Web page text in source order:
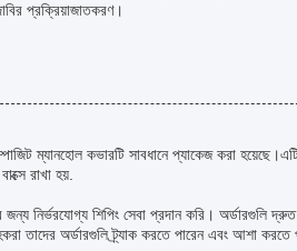
প্রক্রিয়াজাতকরণ।
ম্যানহোল কভারটি সাবধানে প্যাকেজ করা
রাখা হয়.
নির্ভরযোগ্য শিপিং সেবা প্রদান করি। অর্ডারগুলি
তাদের অর্ডারগুলি ট্র্যাক করতে পারেন এবং আশা